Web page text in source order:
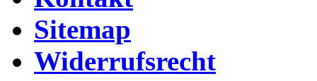
Sitemap
Widerrufsrecht